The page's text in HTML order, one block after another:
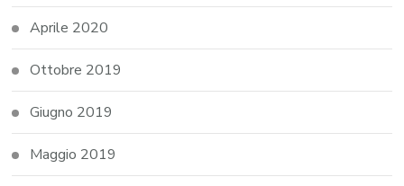
Aprile 2020
Ottobre 2019
Giugno 2019
Maggio 2019